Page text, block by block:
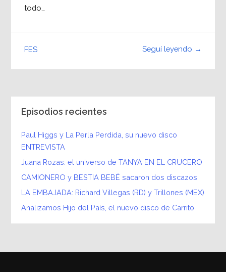
todo…
Seguí leyendo →
FES
Episodios recientes
Paul Higgs y La Perla Perdida, su nuevo disco
ENTREVISTA
Juana Rozas: el universo de TANYA EN EL CRUCERO
CAMIONERO y BESTIA BEBÉ sacaron dos discazos
LA EMBAJADA: Richard Villegas (RD) y Trillones (MEX)
Analizamos Hijo del País, el nuevo disco de Carrito